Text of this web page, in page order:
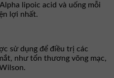
lipoic acid và uống mỗi
lợi nhất.
sử dụng để điều trị các
như tổn thương võng mạc,